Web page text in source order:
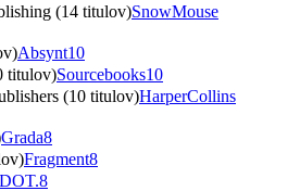
(14 titulov)SnowMouse
Absynt10
titulov)Sourcebooks10
(10 titulov)HarperCollins
Grada8
Fragment8
DOT.8